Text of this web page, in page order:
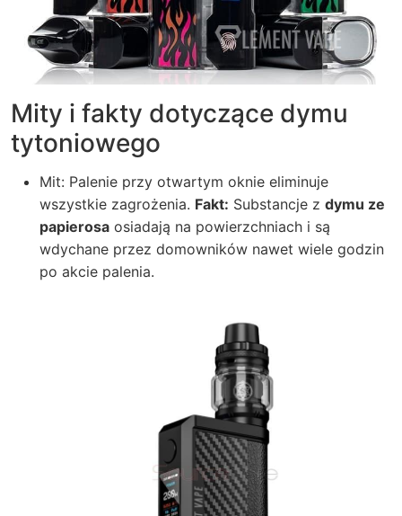
Mity i fakty dotyczące dymu
tytoniowego
Mit: Palenie przy otwartym oknie eliminuje
wszystkie zagrożenia. Fakt: Substancje z dymu ze
papierosa osiadają na powierzchniach i są
wdychane przez domowników nawet wiele godzin
po akcie palenia.